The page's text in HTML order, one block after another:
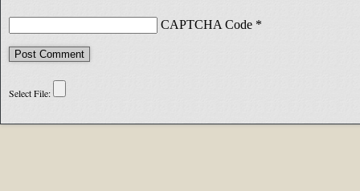
CAPTCHA Code *